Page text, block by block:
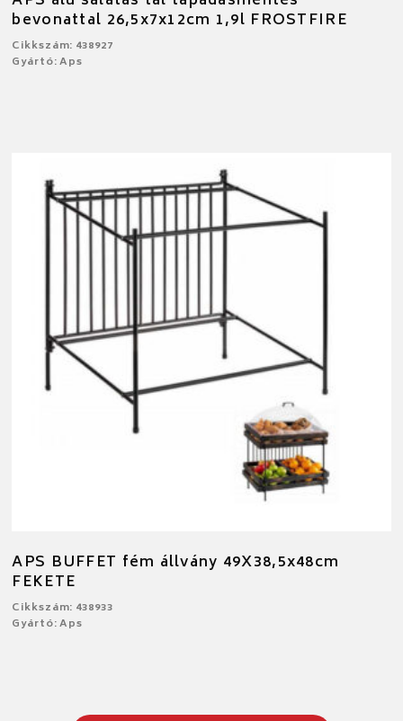
bevonattal 26,5x7x12cm 1,9l FROSTFIRE
Cikkszám: 438927
Gyártó: Aps
APS BUFFET fém állvány 49X38,5x48cm
FEKETE
Cikkszám: 438933
Gyártó: Aps